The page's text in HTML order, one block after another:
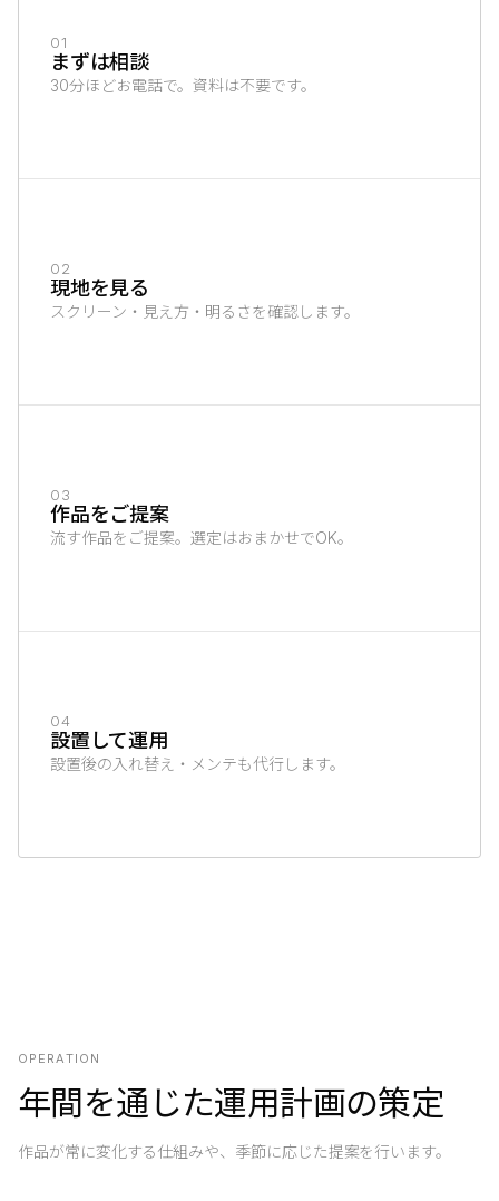
01
まずは相談
30分ほどお電話で。資料は不要です。
02
現地を見る
スクリーン・見え方・明るさを確認します。
03
作品をご提案
流す作品をご提案。選定はおまかせでOK。
04
設置して運用
設置後の入れ替え・メンテも代行します。
OPERATION
年間を通じた運用計画の策定
作品が常に変化する仕組みや、季節に応じた提案を行います。